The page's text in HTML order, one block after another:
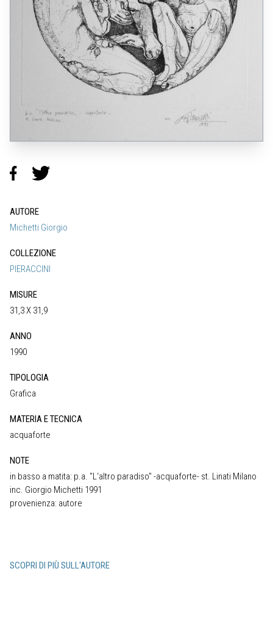
AUTORE
Michetti Giorgio
COLLEZIONE
PIERACCINI
MISURE
31,3 X 31,9
ANNO
1990
TIPOLOGIA
Grafica
MATERIA E TECNICA
acquaforte
NOTE
in basso a matita: p.a. "L‘altro paradiso" -acquaforte- st. Linati Milano
inc. Giorgio Michetti 1991
provenienza: autore
SCOPRI DI PIÙ SULL'AUTORE